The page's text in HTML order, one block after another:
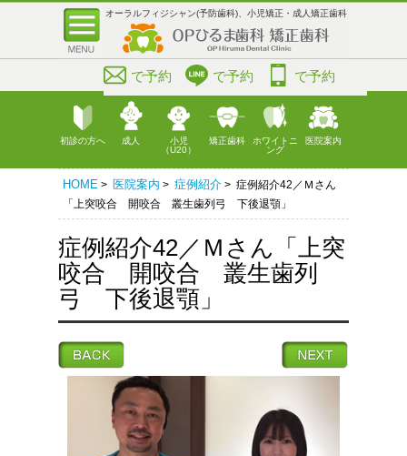
オーラルフィジシャン(予防歯科)、小児矯正・成人矯正歯科
で予約 で予約 で予約
初診の方へ 成人
小児
（U20）
矯正歯科
ホワイトニ
ング
医院案内
HOME > 医院案内 > 症例紹介 > 症例紹介42／Ｍさん
「上突咬合 開咬合 叢生歯列弓 下後退顎」
症例紹介42／Ｍさん「上突
咬合 開咬合 叢生歯列
弓 下後退顎」